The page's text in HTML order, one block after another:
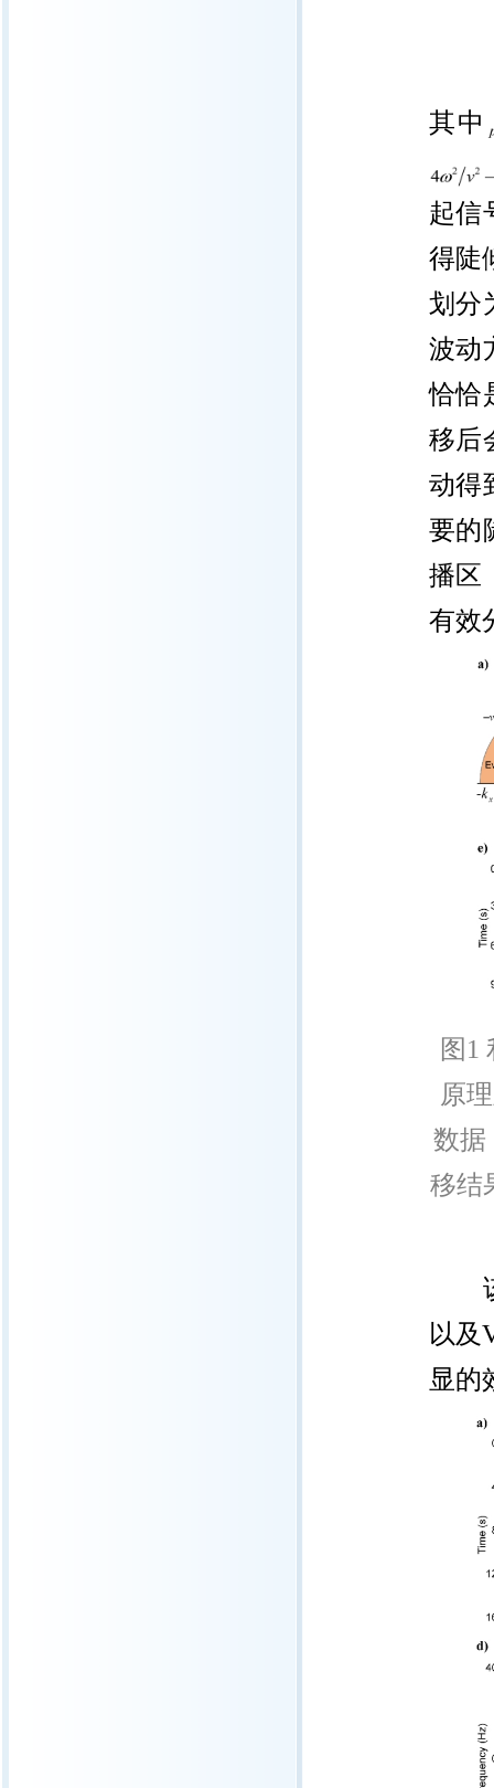
其中
起信
得陡
划分
波动
恰恰
移后
动得
要的
播区
有效
图 1
原
数据
移结
以及
显的